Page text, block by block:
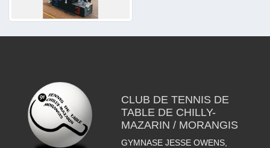
CLUB DE TENNIS DE
TABLE DE CHILLY-
MAZARIN / MORANGIS
GYMNASE JESSE OWENS,